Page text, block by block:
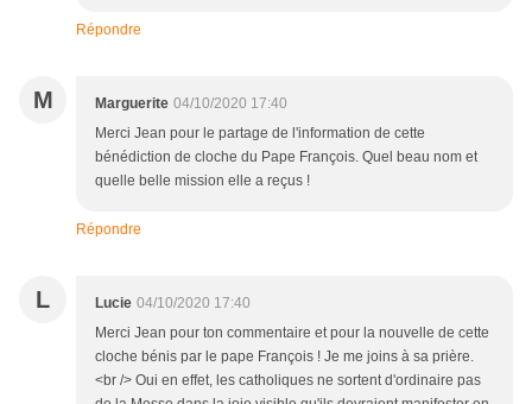
Répondre
M Marguerite 04/10/2020 17:40
Merci Jean pour le partage de l'information de cette
bénédiction de cloche du Pape François. Quel beau nom et
quelle belle mission elle a reçus !
Répondre
L Lucie 04/10/2020 17:40
Merci Jean pour ton commentaire et pour la nouvelle de cette
cloche bénis par le pape François ! Je me joins à sa prière.
<br /> Oui en effet, les catholiques ne sortent d'ordinaire pas